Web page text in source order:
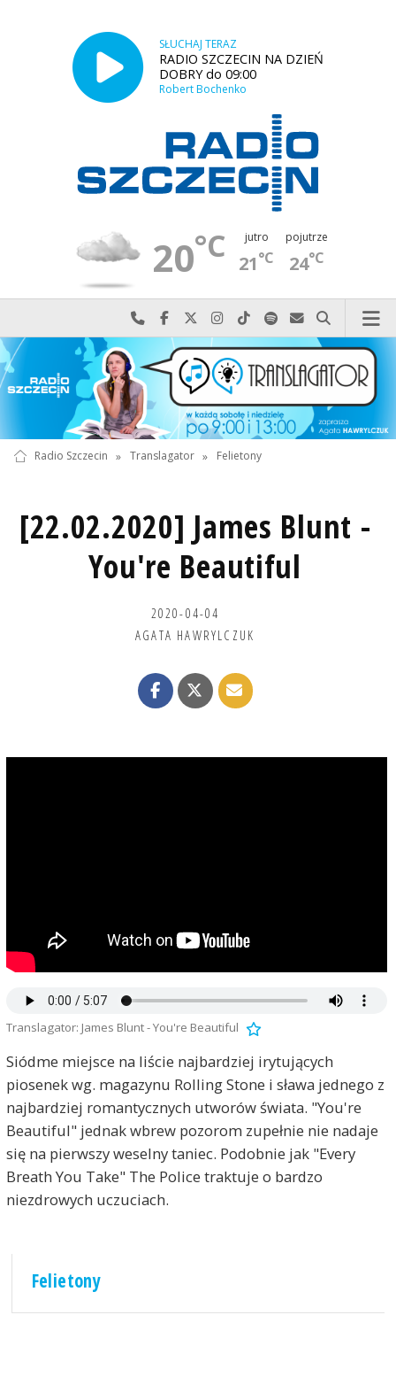
SŁUCHAJ TERAZ
RADIO SZCZECIN NA DZIEŃ
DOBRY do 09:00
Robert Bochenko
20°C jutro
21°C
pojutrze
24°C
Najlepiej po prostu do nas zadzwoń
Odwiedź nas na Facebook-u
Odwiedź nas na X
Odwiedź nas na Instagram-ie
Odwiedź nas na TikTok-u
Szukaj nas na Spotify
Wyślij do nas
Szukaj
Radio Szczecin » Translagator » Felietony
[22.02.2020] James Blunt -
You're Beautiful
2020-04-04
AGATA HAWRYLCZUK
Translagator: James Blunt - You're Beautiful
Siódme miejsce na liście najbardziej irytujących
piosenek wg. magazynu Rolling Stone i sława jednego z
najbardziej romantycznych utworów świata. "You're
Beautiful" jednak wbrew pozorom zupełnie nie nadaje
się na pierwszy weselny taniec. Podobnie jak "Every
Breath You Take" The Police traktuje o bardzo
niezdrowych uczuciach.
Felietony